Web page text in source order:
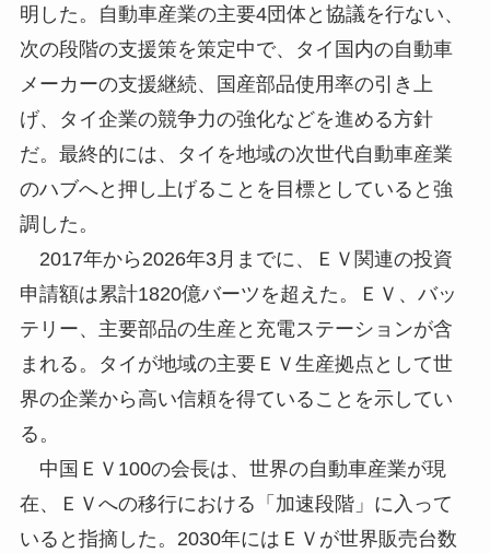
明した。自動車産業の主要4団体と協議を行ない、
次の段階の支援策を策定中で、タイ国内の自動車
メーカーの支援継続、国産部品使用率の引き上
げ、タイ企業の競争力の強化などを進める方針
だ。最終的には、タイを地域の次世代自動車産業
のハブへと押し上げることを目標としていると強
調した。
2017年から2026年3月までに、ＥＶ関連の投資
申請額は累計1820億バーツを超えた。ＥＶ、バッ
テリー、主要部品の生産と充電ステーションが含
まれる。タイが地域の主要ＥＶ生産拠点として世
界の企業から高い信頼を得ていることを示してい
る。
中国ＥＶ100の会長は、世界の自動車産業が現
在、ＥＶへの移行における「加速段階」に入って
いると指摘した。2030年にはＥＶが世界販売台数